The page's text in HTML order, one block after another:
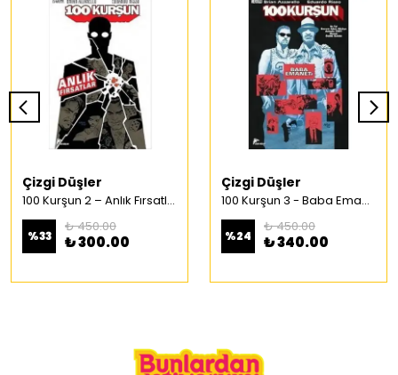
Çizgi Düşler
100 Kurşun 2 – Anlık Fırsatlar Türkçe Çizgi Roman
%33
₺ 450.00
₺ 300.00
Çizgi Düşler
100 Kurşun 3 - Baba Emaneti Türkçe Çizgi Roman
%24
₺ 450.00
₺ 340.00